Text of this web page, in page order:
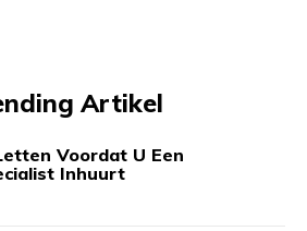
Artikel
Voordat U Een
Inhuurt